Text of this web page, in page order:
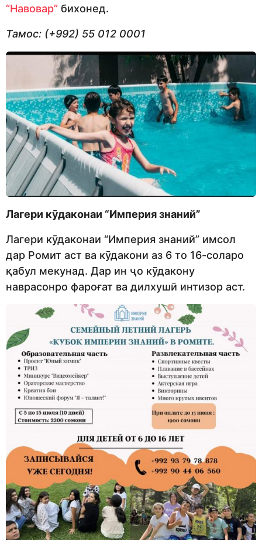
“Навовар” бихонед.
Тамос: (+992) 55 012 0001
Лагери кӯдаконаи “Империя знаний”
Лагери кӯдаконаи “Империя знаний” имсол
дар Ромит аст ва кӯдакони аз 6 то 16-соларо
қабул мекунад. Дар ин ҷо кӯдакону
наврасонро фароғат ва дилхушӣ интизор аст.